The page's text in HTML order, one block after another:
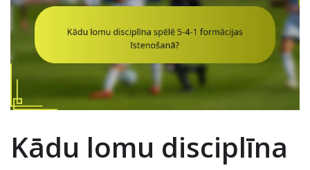
Kādu lomu disciplīna